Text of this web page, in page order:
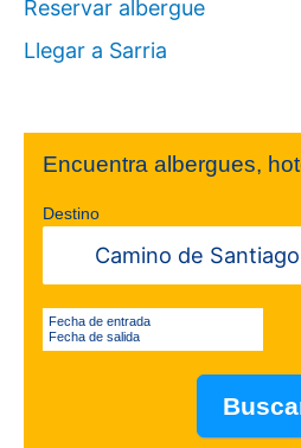
Reservar albergue
Llegar a Sarria
Encuentra albergues,
Destino
Fecha de entrada
Fecha de salida